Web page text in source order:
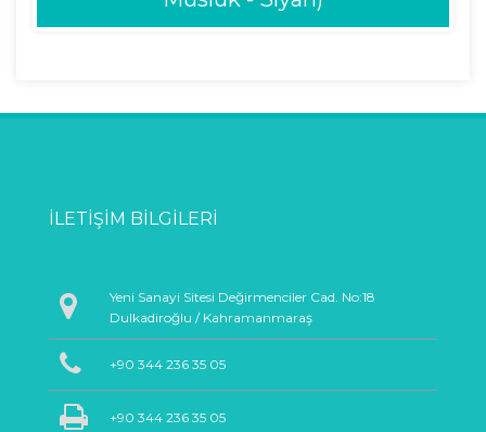
İLETIŞIM BILGILERI
Yeni Sanayi Sitesi Değirmenciler Cad. No:18
Dulkadiroğlu / Kahramanmaraş
+90 344 236 35 05
+90 344 236 35 05